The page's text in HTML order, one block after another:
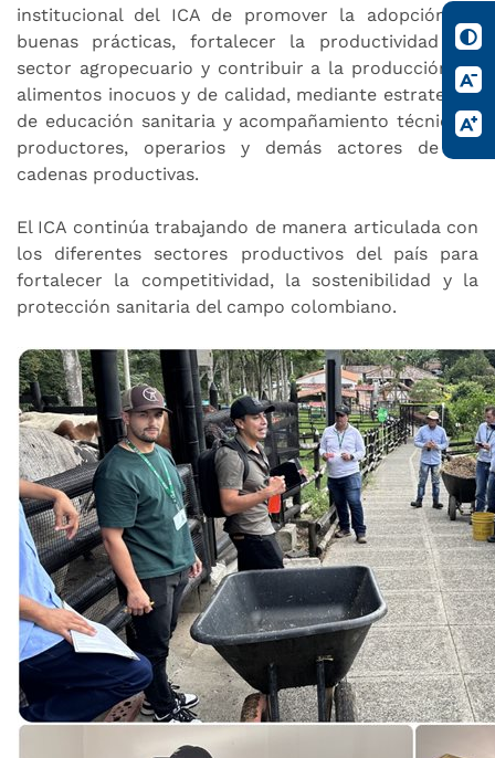
institucional del ICA de promover la adopción de
buenas prácticas, fortalecer la productividad del
sector agropecuario y contribuir a la producción de
alimentos inocuos y de calidad, mediante estrategias
de educación sanitaria y acompañamiento técnico a
productores, operarios y demás actores de las
cadenas productivas.
El ICA continúa trabajando de manera articulada con
los diferentes sectores productivos del país para
fortalecer la competitividad, la sostenibilidad y la
protección sanitaria del campo colombiano.